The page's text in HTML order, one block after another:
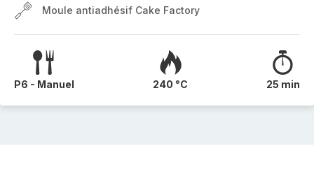
Moule antiadhésif Cake Factory
P6 - Manuel 240 °C 25 min